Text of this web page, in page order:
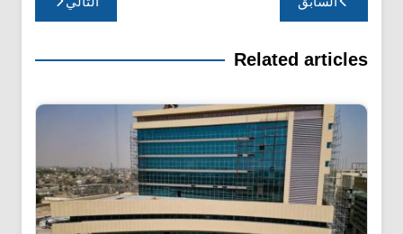
المقالات
Related articles